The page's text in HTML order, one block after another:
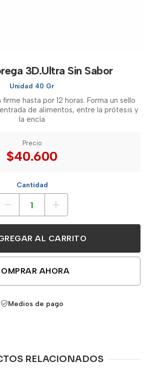
3D.Ultra Sin Sabor
Unidad 40 Gr
hasta por 12 horas. Forma un sello
de alimentos, entre la prótesis y
la encía
Precio
$40.600
Cantidad
AL CARRITO
AHORA
Medios de pago
RELACIONADOS